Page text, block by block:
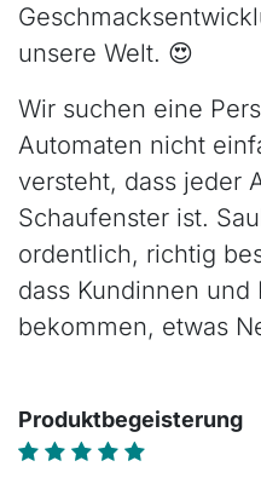
unsere Welt. 😍
Wir suchen eine
Automaten nicht
versteht, dass jeder
Schaufenster ist.
ordentlich, richtig
dass Kundinnen und
bekommen, etwas
Produktbegeisterung